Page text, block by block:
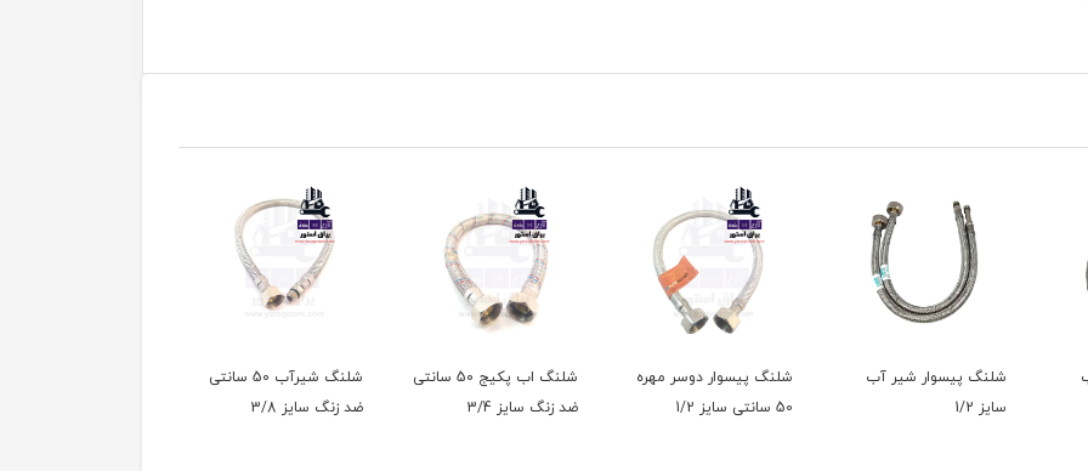
شلنگ پیسوار شیر آب
سایز 1/2
شلنگ پیسوار دوسر مهره
50 سانتی سایز 1/2
شلنگ اب پکیج 50 سانتی
ضد زنگ سایز 3/4
شلنگ شیرآب 50 سانتی
ضد زنگ سایز 3/8